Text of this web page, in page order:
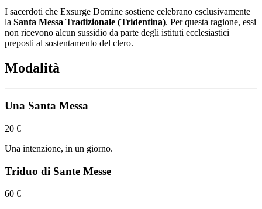
I sacerdoti che Exsurge Domine sostiene celebrano esclusivamente
la Santa Messa Tradizionale (Tridentina). Per questa ragione, essi
non ricevono alcun sussidio da parte degli istituti ecclesiastici
preposti al sostentamento del clero.
Modalità
Una Santa Messa
20 €
Una intenzione, in un giorno.
Triduo di Sante Messe
60 €